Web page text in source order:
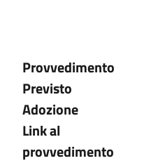
Provvedimento
Previsto
Adozione
Link al
provvedimento